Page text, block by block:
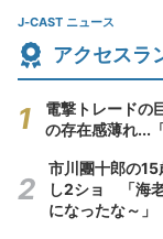
J-CAST ニュース
アクセスラ
電撃トレードの
の存在感薄れ...
市川團十郎の
し2ショ 「海
になったな～」